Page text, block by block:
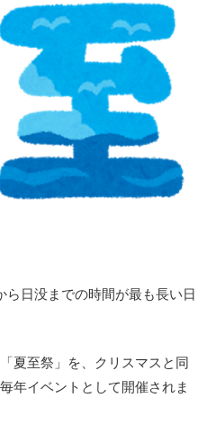
ら日没までの時間が最も長い日
夏至祭」を、クリスマスと同
年イベントとして開催されま